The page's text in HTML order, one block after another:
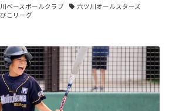
ベースボールクラブ
六ツ川オールスターズ
こリーグ